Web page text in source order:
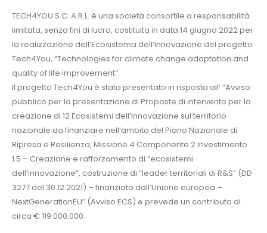
TECH4YOU S.C. A R.L. è una società consortile a responsabilità
limitata, senza fini di lucro, costituita in data 14 giugno 2022 per
la realizzazione dell’Ecosistema dell’innovazione del progetto
Tech4You, “Technologies for climate change adaptation and
quality of life improvement”.
Il progetto Tech4You è stato presentato in risposta all’ “Avviso
pubblico per la presentazione di Proposte di intervento per la
creazione di 12 Ecosistemi dell’innovazione sul territorio
nazionale da finanziare nell’ambito del Piano Nazionale di
Ripresa e Resilienza, Missione 4 Componente 2 Investimento
1.5 – Creazione e rafforzamento di “ecosistemi
dell’innovazione”, costruzione di “leader territoriali di R&S” (DD
3277 del 30.12.2021) – finanziato dall’Unione europea –
NextGenerationEU” (Avviso ECS) e prevede un contributo di
circa € 119.000.000.